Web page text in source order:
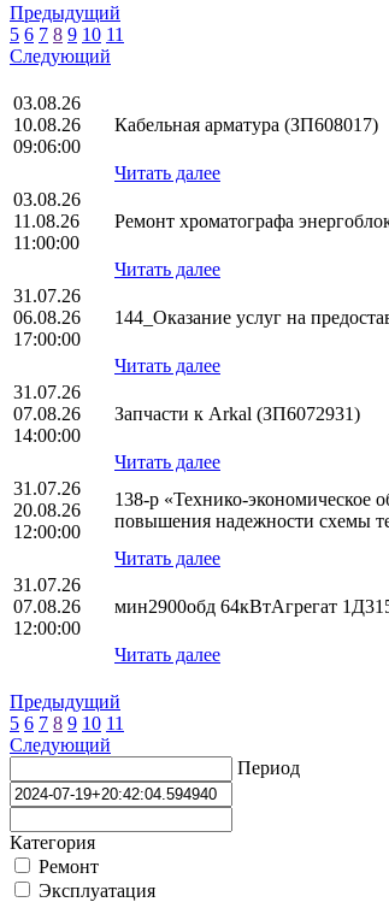
Предыдущий
5 6 7 8 9 10 11
Следующий
03.08.26
10.08.26
09:06:00
Кабельная арматура (ЗП608017)
Читать далее
03.08.26
11.08.26
11:00:00
Ремонт хроматографа
Читать далее
31.07.26
06.08.26
17:00:00
144_Оказание услуг на
Читать далее
31.07.26
07.08.26
14:00:00
Запчасти к Arkal (ЗП6072931)
Читать далее
31.07.26
20.08.26
12:00:00
138-р «Технико-
повышения надежности схемы
Читать далее
31.07.26
07.08.26
12:00:00
мин2900обд 64кВтАгрегат
Читать далее
Предыдущий
5 6 7 8 9 10 11
Следующий
Период
Категория
Ремонт
Эксплуатация